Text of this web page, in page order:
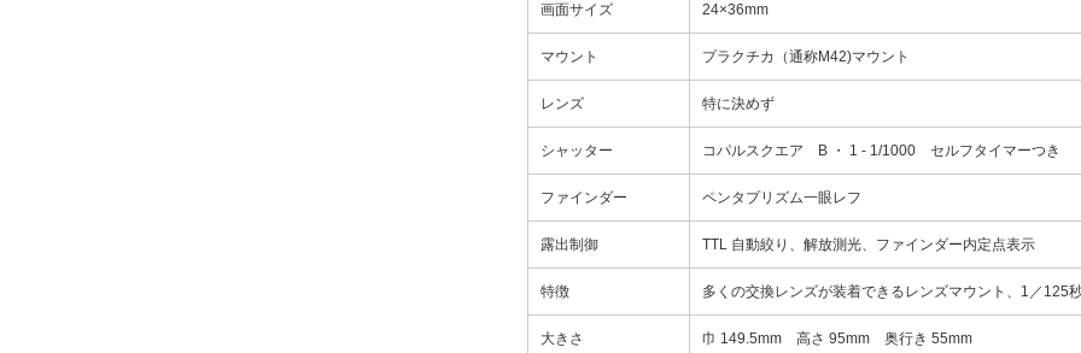
画面サイズ 24×36mm
マウント プラクチカ（通称M42)マウント
レンズ 特に決めず
シャッター コパルスクエア B ・ 1 - 1/1000 セルフタイマーつき
ファインダー ペンタプリズム一眼レフ
露出制御 TTL 自動絞り、解放測光、ファインダー内定点表示
特徴 多くの交換レンズが装着できるレンズマウント、1／125
大きさ 巾 149.5mm 高さ 95mm 奥行き 55mm